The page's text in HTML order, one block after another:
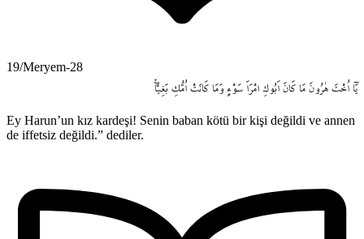
19/Meryem-28
يَٓا اُخْتَ هٰرُونَ مَا كَانَ اَبُوكِ امْرَاَ سَوْءٍ وَمَا كَانَتْ اُمُّكِ بَغِياًّۚ
Ey Harun’un kız kardeşi! Senin baban kötü bir kişi değildi ve annen
de iffetsiz değildi.” dediler.